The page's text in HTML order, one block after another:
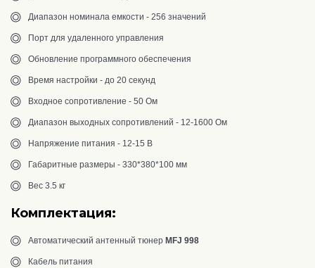
Диапазон номинала емкости - 256 значений
Порт для удаленного управления
Обновление программного обеспечения
Время настройки - до 20 секунд
Входное сопротивление - 50 Ом
Диапазон выходных сопротивлений - 12-1600 Ом
Напряжение питания - 12-15 В
Габаритные размеры - 330*380*100 мм
Вес 3.5 кг
Комплектация:
Автоматический антенный тюнер MFJ 998
Кабель питания